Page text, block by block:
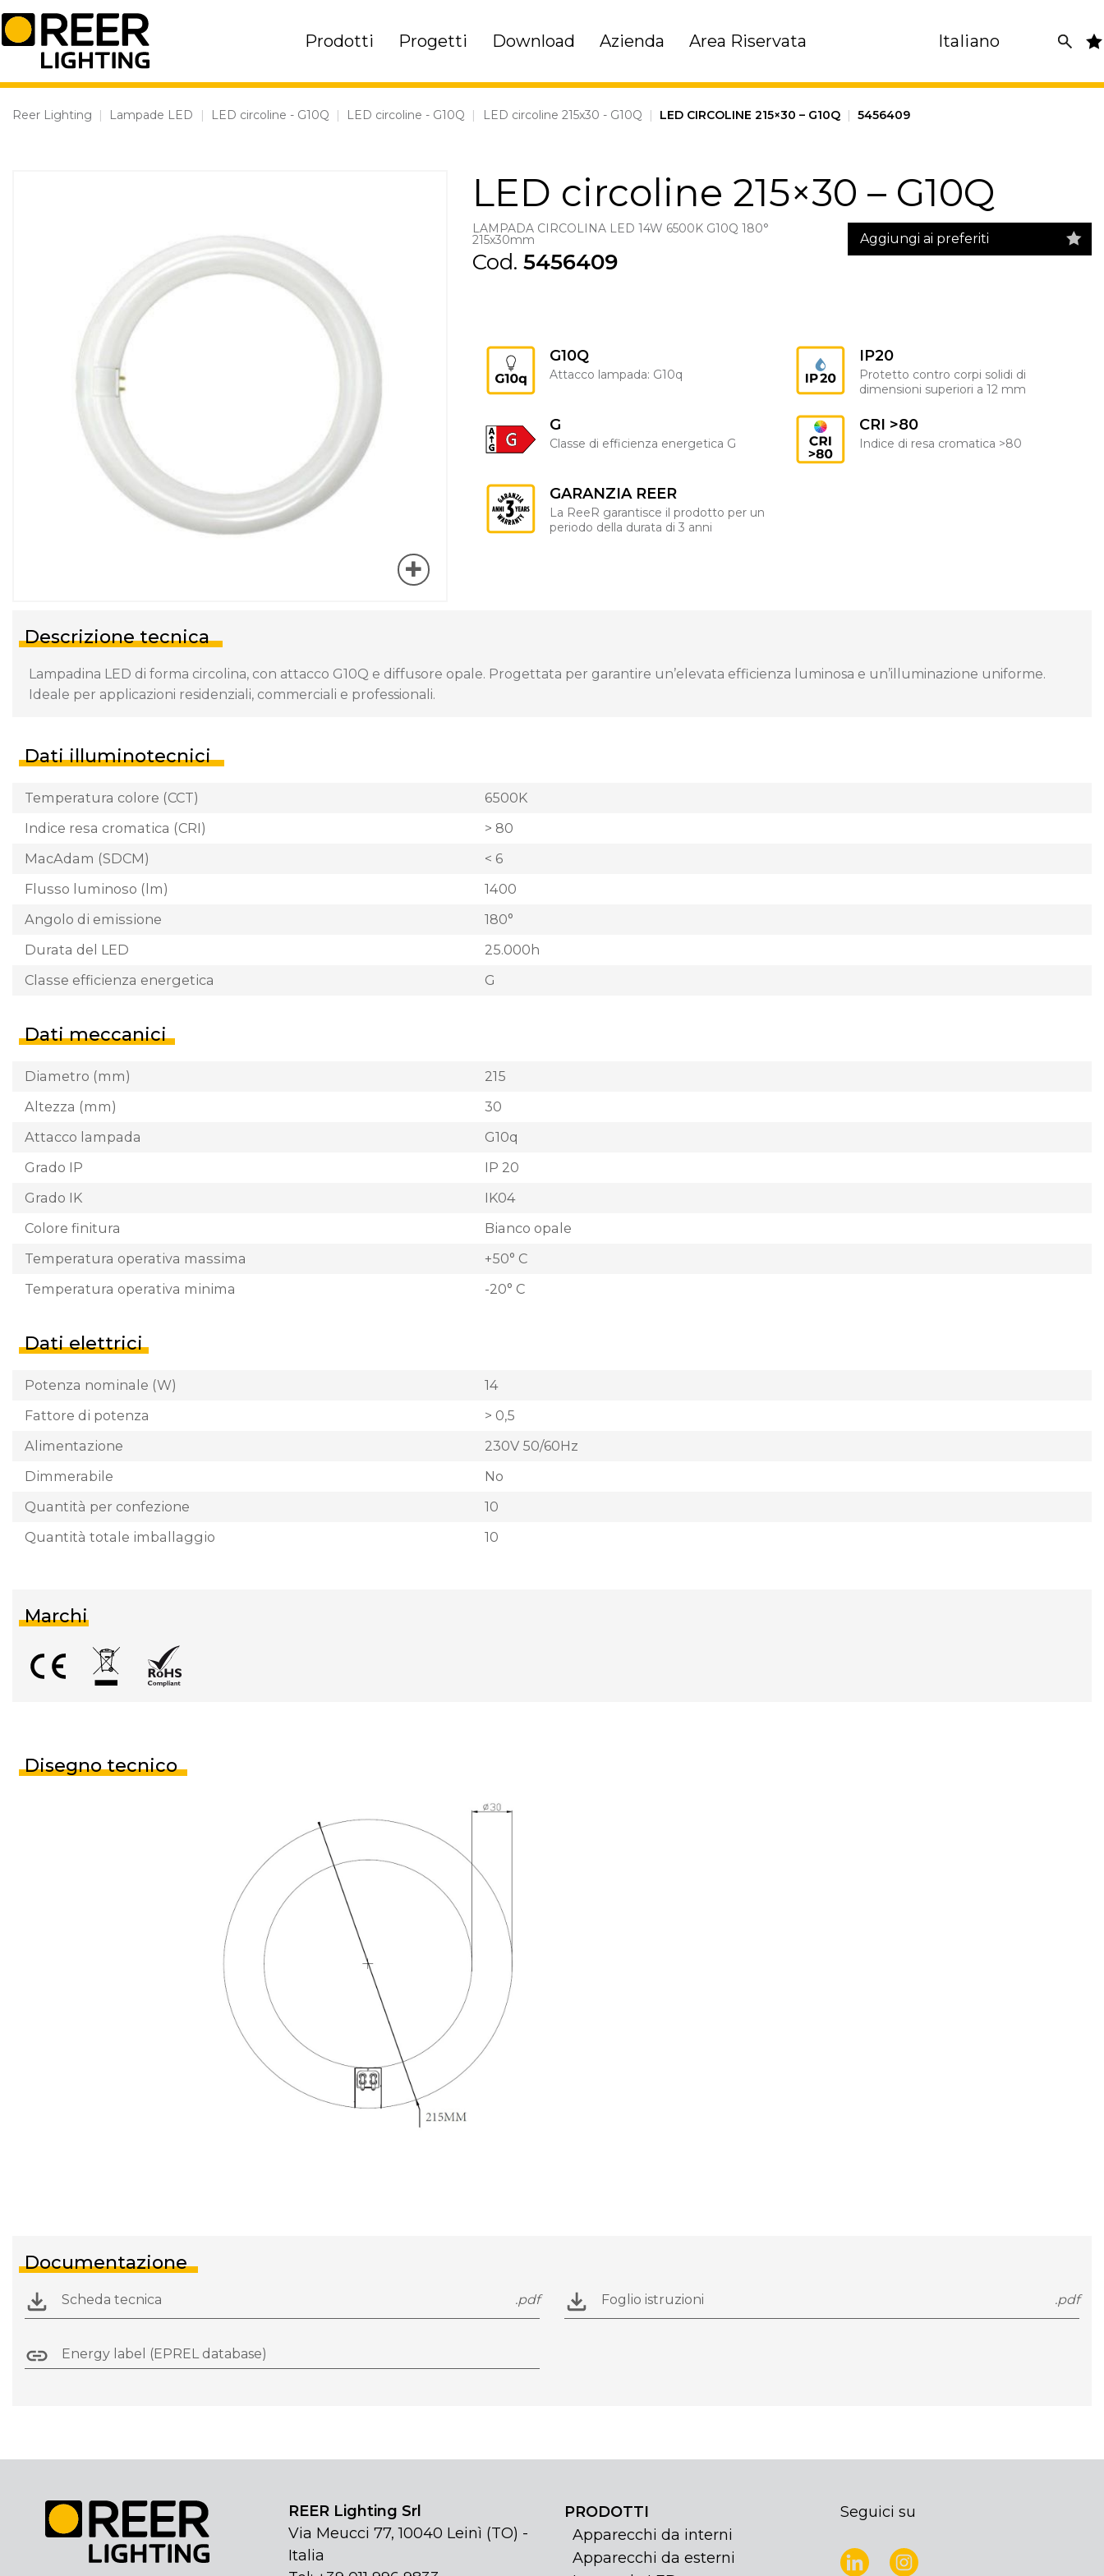
Skip
to
content
Prodotti Progetti Download Azienda Area Riservata Italiano
Reer Lighting | Lampade LED | LED circoline - G10Q | LED circoline - G10Q | LED circoline 215x30 - G10Q | LED CIRCOLINE 215×30 – G10Q | 5456409
LED circoline 215×30 – G10Q
LAMPADA CIRCOLINA LED 14W 6500K G10Q 180°
215x30mm
Cod. 5456409
Aggiungi ai preferiti
G10Q
Attacco lampada: G10q
IP20
Protetto contro corpi solidi di
dimensioni superiori a 12 mm
G
Classe di efficienza energetica G
CRI >80
Indice di resa cromatica >80
GARANZIA REER
La ReeR garantisce il prodotto per un
periodo della durata di 3 anni
Descrizione tecnica
Lampadina LED di forma circolina, con attacco G10Q e diffusore opale. Progettata per garantire un’elevata efficienza luminosa e un’illuminazione uniforme.
Ideale per applicazioni residenziali, commerciali e professionali.
Dati illuminotecnici
Temperatura colore (CCT)
6500K
Indice resa cromatica (CRI)
> 80
MacAdam (SDCM)
< 6
Flusso luminoso (lm)
1400
Angolo di emissione
180°
Durata del LED
25.000h
Classe efficienza energetica
G
Dati meccanici
Diametro (mm)
215
Altezza (mm)
30
Attacco lampada
G10q
Grado IP
IP 20
Grado IK
IK04
Colore finitura
Bianco opale
Temperatura operativa massima
+50° C
Temperatura operativa minima
-20° C
Dati elettrici
Potenza nominale (W)
14
Fattore di potenza
> 0,5
Alimentazione
230V 50/60Hz
Dimmerabile
No
Quantità per confezione
10
Quantità totale imballaggio
10
Marchi
Disegno tecnico
Documentazione
Scheda tecnica .pdf Foglio istruzioni .pdf
Energy label (EPREL database)
REER Lighting Srl
Via Meucci 77, 10040 Leinì (TO) -
Italia
PRODOTTI
Apparecchi da interni
Apparecchi da esterni
Seguici su